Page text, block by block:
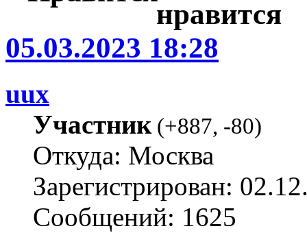
05.03.2023 18:28
uux
Участник(+887, -80)
Откуда: Москва
Зарегистрирован:
Сообщений: 1625